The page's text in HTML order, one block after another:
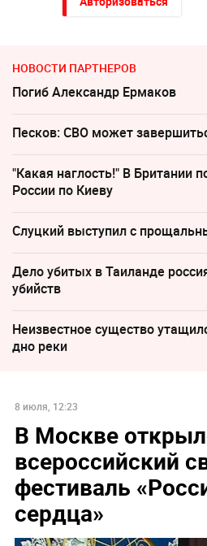
НОВОСТИ ПАРТНЕРОВ
Погиб Александр Ермаков
Песков: СВО может
"Какая наглость!" В Британии
России по Киеву
Слуцкий выступил с
Дело убитых в Таиланде
убийств
Неизвестное существо
дно реки
8 июля, 12:23
В Москве
всероссийский
фестиваль
сердца»